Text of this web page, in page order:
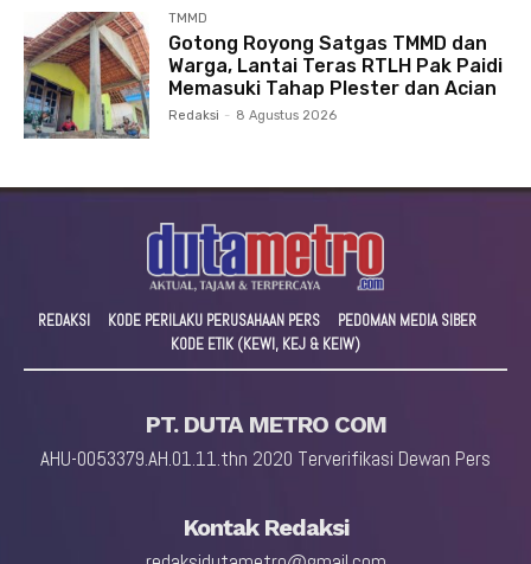
TMMD
Gotong Royong Satgas TMMD dan
Warga, Lantai Teras RTLH Pak Paidi
Memasuki Tahap Plester dan Acian
Redaksi - 8 Agustus 2026
REDAKSI KODE PERILAKU PERUSAHAAN PERS
PEDOMAN MEDIA SIBER
KODE ETIK (KEWI, KEJ & KEIW)
PT. DUTA METRO COM
AHU-0053379.AH.01.11.thn 2020 Terverifikasi Dewan Pers
Kontak Redaksi